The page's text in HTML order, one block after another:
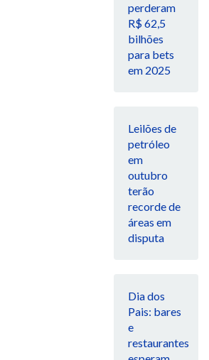
perderam
R$ 62,5
bilhões
para bets
em 2025
Leilões de
petróleo
em
outubro
terão
recorde de
áreas em
disputa
Dia dos
Pais: bares
e
restaurantes